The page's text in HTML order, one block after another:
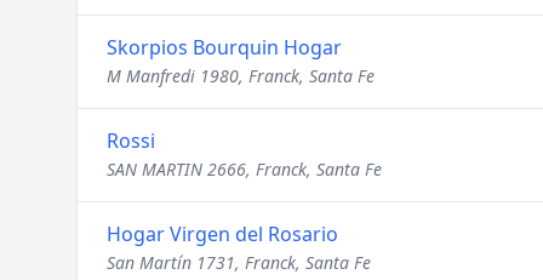
Skorpios Bourquin Hogar
M Manfredi 1980, Franck, Santa Fe
Rossi
SAN MARTIN 2666, Franck, Santa Fe
Hogar Virgen del Rosario
San Martín 1731, Franck, Santa Fe